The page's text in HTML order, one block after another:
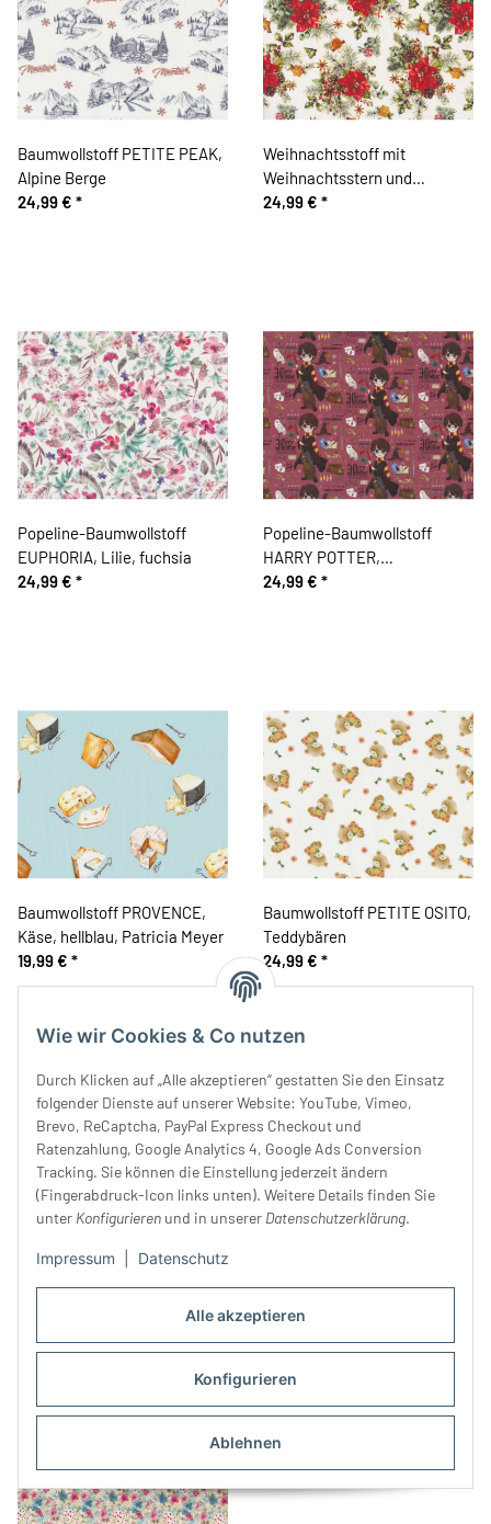
Alle akzeptieren
Konfigurieren
Ablehnen
Wie wir Cookies & Co nutzen
Durch Klicken auf „Alle akzeptieren“ gestatten Sie den Einsatz
folgender Dienste auf unserer Website: YouTube, Vimeo,
Brevo, ReCaptcha, PayPal Express Checkout und
Ratenzahlung, Google Analytics 4, Google Ads Conversion
Tracking. Sie können die Einstellung jederzeit ändern
(Fingerabdruck-Icon links unten). Weitere Details finden Sie
unter Konfigurieren und in unserer Datenschutzerklärung.
Impressum Datenschutz
Baumwollstoff PETITE PEAK,
Alpine Berge
24,99 € *
Weihnachtsstoff mit
Weihnachtsstern und
Kiefernzweigen
24,99 € *
Popeline-Baumwollstoff
EUPHORIA, Lilie, fuchsia
24,99 € *
Popeline-Baumwollstoff
HARRY POTTER,
Zauberschule, weinrot
24,99 € *
Baumwollstoff PROVENCE,
Käse, hellblau, Patricia Meyer
19,99 € *
Baumwollstoff PETITE OSITO,
Teddybären
24,99 € *
Popeline-Baumwollstoff
REGINA, Aquarell-Blümchen,
pink
24,99 €*
Popeline-Baumwollstoff
PETITE GAFAS, Mini-Brillen,
blau
24,99 €*